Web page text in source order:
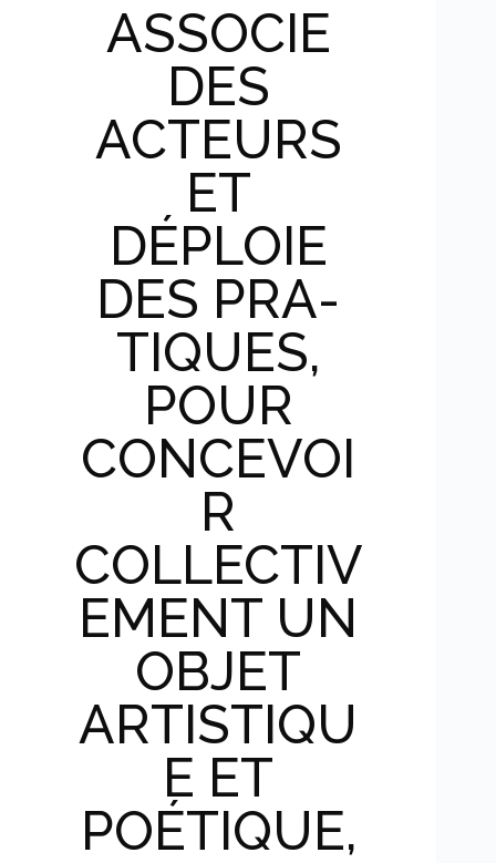
ASSOCIE
DES
ACTEURS
ET
DÉPLOIE
DES PRA­
TIQUES,
POUR
CONCEVOI
R
COLLECTIV
EMENT UN
OBJET
ARTISTIQU
E ET
POÉTIQUE,